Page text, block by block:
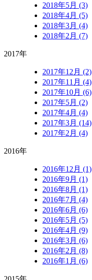
2018年5月 (3)
2018年4月 (5)
2018年3月 (4)
2018年2月 (7)
2017年
2017年12月 (2)
2017年11月 (4)
2017年10月 (6)
2017年5月 (2)
2017年4月 (4)
2017年3月 (14)
2017年2月 (4)
2016年
2016年12月 (1)
2016年9月 (1)
2016年8月 (1)
2016年7月 (4)
2016年6月 (6)
2016年5月 (5)
2016年4月 (9)
2016年3月 (6)
2016年2月 (8)
2016年1月 (6)